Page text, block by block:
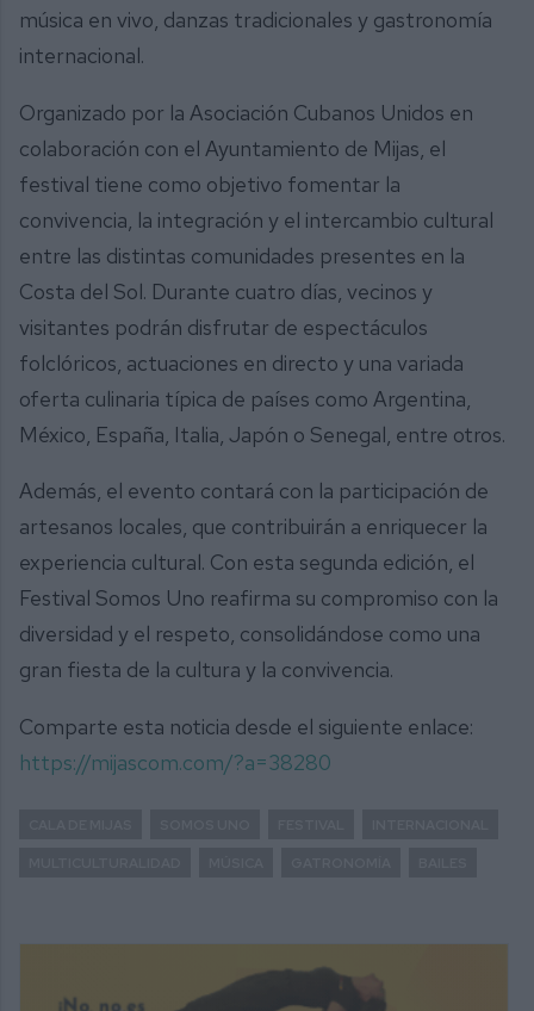
música en vivo, danzas tradicionales y gastronomía
internacional.
Organizado por la Asociación Cubanos Unidos en
colaboración con el Ayuntamiento de Mijas, el
festival tiene como objetivo fomentar la
convivencia, la integración y el intercambio cultural
entre las distintas comunidades presentes en la
Costa del Sol. Durante cuatro días, vecinos y
visitantes podrán disfrutar de espectáculos
folclóricos, actuaciones en directo y una variada
oferta culinaria típica de países como Argentina,
México, España, Italia, Japón o Senegal, entre otros.
Además, el evento contará con la participación de
artesanos locales, que contribuirán a enriquecer la
experiencia cultural. Con esta segunda edición, el
Festival Somos Uno reafirma su compromiso con la
diversidad y el respeto, consolidándose como una
gran fiesta de la cultura y la convivencia.
Comparte esta noticia desde el siguiente enlace:
https://mijascom.com/?a=38280